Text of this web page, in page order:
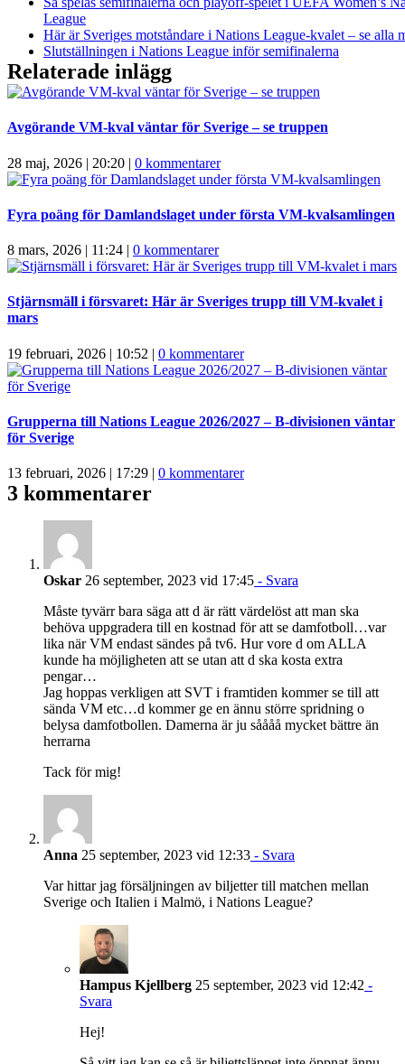
League
Här är Sveriges motståndare i Nations League-kvalet – se alla
Slutställningen i Nations League inför semifinalerna
Relaterade inlägg
Avgörande VM-kval väntar för Sverige – se truppen
28 maj, 2026 | 20:20 | 0 kommentarer
Fyra poäng för Damlandslaget under första VM-kvalsamlingen
8 mars, 2026 | 11:24 | 0 kommentarer
Stjärnsmäll i försvaret: Här är Sveriges trupp till VM-kvalet i
mars
19 februari, 2026 | 10:52 | 0 kommentarer
Grupperna till Nations League 2026/2027 – B-divisionen väntar
för Sverige
13 februari, 2026 | 17:29 | 0 kommentarer
3 kommentarer
Oskar 26 september, 2023 vid 17:45 - Svara
Måste tyvärr bara säga att d är rätt värdelöst att man ska
behöva uppgradera till en kostnad för att se damfotboll…var
lika när VM endast sändes på tv6. Hur vore d om ALLA
kunde ha möjligheten att se utan att d ska kosta extra
pengar…
Jag hoppas verkligen att SVT i framtiden kommer se till att
sända VM etc…d kommer ge en ännu större spridning o
belysa damfotbollen. Damerna är ju såååå mycket bättre än
herrarna
Tack för mig!
Anna 25 september, 2023 vid 12:33 - Svara
Var hittar jag försäljningen av biljetter till matchen mellan
Sverige och Italien i Malmö, i Nations League?
Hampus Kjellberg 25 september, 2023 vid 12:42 -
Svara
Hej!